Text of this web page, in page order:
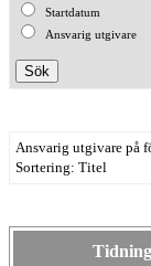
Startdatum
Ansvarig utgivare
Ansvarig utgivare på
Sortering: Titel